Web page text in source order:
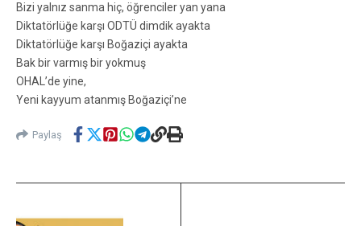
Bizi yalnız sanma hiç, öğrenciler yan yana
Diktatörlüğe karşı ODTÜ dimdik ayakta
Diktatörlüğe karşı Boğaziçi ayakta
Bak bir varmış bir yokmuş
OHAL’de yine,
Yeni kayyum atanmış Boğaziçi’ne
Paylaş